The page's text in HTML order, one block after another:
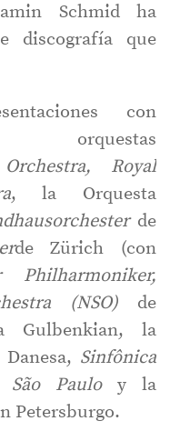
Schmid ha
discografía que
con
Royal
, la Orquesta
de
de Zürich (con
Philharmoniker,
(NSO) de
Gulbenkian, la
Sinfônica
São Pauloy la
Petersburgo.